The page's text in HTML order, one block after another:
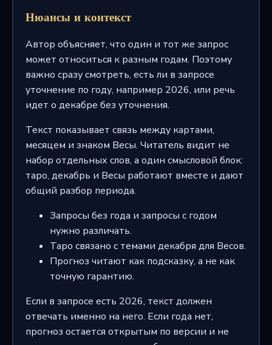
Нюансы и контекст
Автор объясняет, что один и тот же запрос
может относиться к разным годам. Поэтому
важно сразу смотреть, есть ли в запросе
уточнение по году, например 2026, или речь
идет о декабре без уточнения.
Текст показывает связь между картами,
месяцем и знаком Весы. Читатель видит не
набор отдельных слов, а один смысловой блок:
таро, декабрь и Весы работают вместе и дают
общий разбор периода.
Запросы без года и запросы с годом
нужно различать.
Таро связано с темами декабря для Весов.
Прогноз читают как подсказку, а не как
точную гарантию.
Если в запросе есть 2026, текст должен
отвечать именно на него. Если года нет,
прогноз остается открытым по версии и не